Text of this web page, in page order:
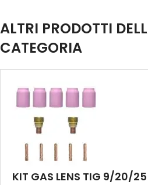
ALTRI PRODOTTI
CATEGORIA
KIT GAS LENS TIG 9/20/25